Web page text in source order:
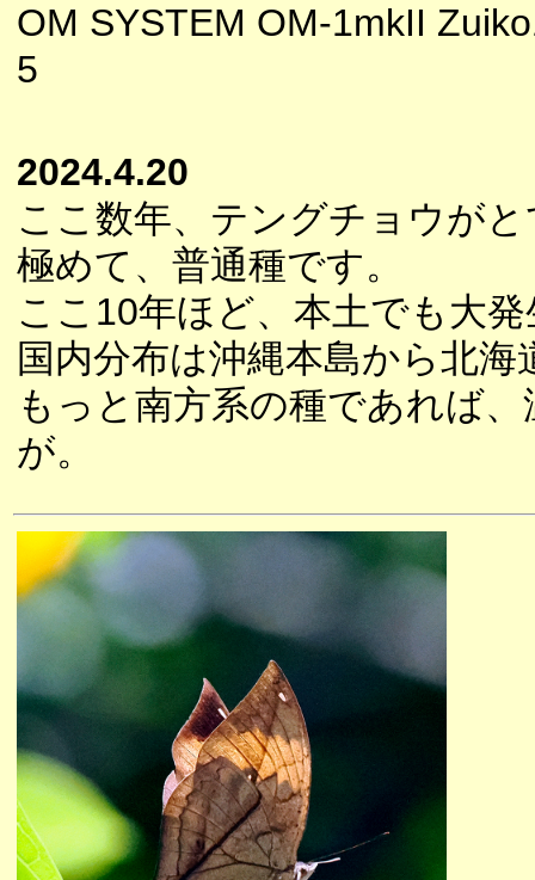
OM SYSTEM OM-1mkII
5
2024.4.20
ここ数年、テングチョウが
極めて、普通種です。
ここ10年ほど、本土でも大
国内分布は沖縄本島から北海
もっと南方系の種であれば
が。